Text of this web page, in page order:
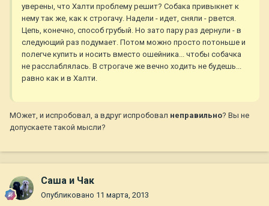
уверены, что Халти проблему решит? Собака привыкнет к
нему так же, как к строгачу. Надели - идет, сняли - рвется.
Цепь, конечно, способ грубый. Но зато пару раз дернули - в
следующий раз подумает. Потом можно просто потоньше и
полегче купить и носить вместо ошейника... чтобы собачка
не расслаблялась. В строгаче же вечно ходить не будешь...
равно как и в Халти.
МОжет, и испробовал, а вдруг испробовал неправильно? Вы не
допускаете такой мысли?
Саша и Чак
Опубликовано 11 марта, 2013